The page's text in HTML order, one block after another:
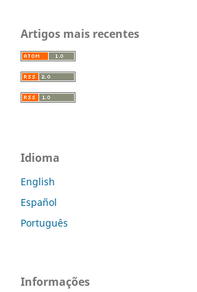
Artigos mais recentes
Idioma
English
Español
Português
Informações